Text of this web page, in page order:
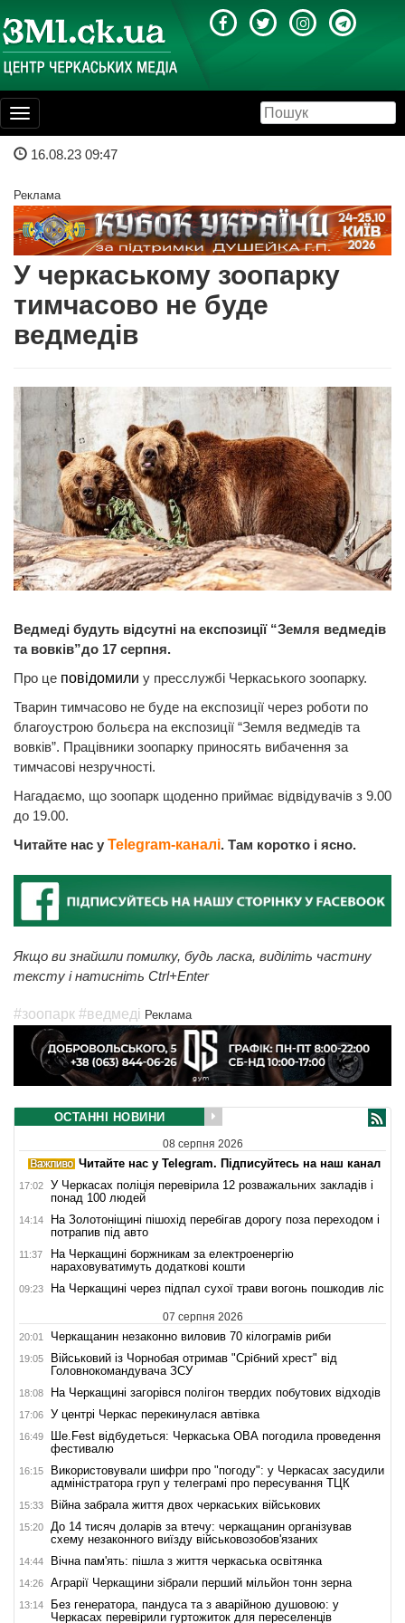
Toggle
navigation
16.08.23 09:47
Реклама
У черкаському зоопарку
тимчасово не буде
ведмедів
Ведмеді будуть відсутні на експозиції “Земля ведмедів
та вовків”до 17 серпня.
Про це повідомили у пресслужбі Черкаського зоопарку.
Тварин тимчасово не буде на експозиції через роботи по
благоустрою больєра на експозиції “Земля ведмедів та
вовків”. Працівники зоопарку приносять вибачення за
тимчасові незручності.
Нагадаємо, що зоопарк щоденно приймає відвідувачів з 9.00
до 19.00.
Читайте нас у Telegram-каналі. Там коротко і ясно.
Якщо ви знайшли помилку, будь ласка, виділіть частину
тексту і натисніть Ctrl+Enter
#зоопарк #ведмеді Реклама
ОСТАННІ НОВИНИ
08 серпня 2026
Читайте нас у Telegram. Підписуйтесь на наш канал
17:02
У Черкасах поліція перевірила 12 розважальних закладів і
понад 100 людей
14:14
На Золотоніщині пішохід перебігав дорогу поза переходом і
потрапив під авто
11:37
На Черкащині боржникам за електроенергію
нараховуватимуть додаткові кошти
09:23 На Черкащині через підпал сухої трави вогонь пошкодив ліс
07 серпня 2026
20:01 Черкащанин незаконно виловив 70 кілограмів риби
19:05
Військовий із Чорнобая отримав "Срібний хрест" від
Головнокомандувача ЗСУ
18:08 На Черкащині загорівся полігон твердих побутових відходів
17:06 У центрі Черкас перекинулася автівка
16:49
Ше.Fest відбудеться: Черкаська ОВА погодила проведення
фестивалю
16:15
Використовували шифри про "погоду": у Черкасах засудили
адміністратора груп у телеграмі про пересування ТЦК
15:33 Війна забрала життя двох черкаських військових
15:20
До 14 тисяч доларів за втечу: черкащанин організував
схему незаконного виїзду військовозобов'язаних
14:44 Вічна пам'ять: пішла з життя черкаська освітянка
14:26 Аграрії Черкащини зібрали перший мільйон тонн зерна
13:14
Без генератора, пандуса та з аварійною душовою: у
Черкасах перевірили гуртожиток для переселенців